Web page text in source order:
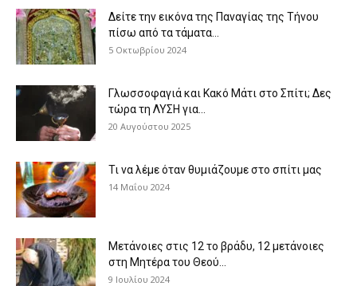
Δείτε την εικόνα της Παναγίας της Τήνου
πίσω από τα τάματα...
5 Οκτωβρίου 2024
Γλωσσοφαγιά και Κακό Μάτι στο Σπίτι; Δες
τώρα τη ΛΥΣΗ για...
20 Αυγούστου 2025
Τι να λέμε όταν θυμιάζουμε στο σπίτι μας
14 Μαΐου 2024
Μετάνοιες στις 12 το βράδυ, 12 μετάνοιες
στη Μητέρα του Θεού...
9 Ιουλίου 2024